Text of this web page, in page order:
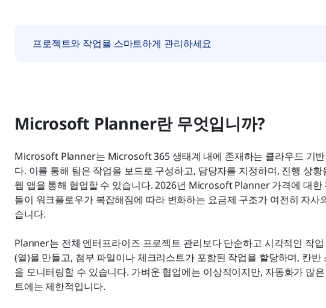
프로젝트와 작업을 스마트하게 관리하세요
Microsoft Planner란 무엇입니까?
Microsoft Planner는 Microsoft 365 생태계 내에 존재하는 클라우드 기반
다. 이를 통해 팀은 작업을 보드로 구성하고, 담당자를 지정하며, 진행 상
웹 앱을 통해 협업할 수 있습니다. 2026년 Microsoft Planner 가격에 대한
들이 워크플로우가 복잡해짐에 따라 변화하는 요금제 구조가 여전히 자사
습니다.
Planner는 전체 엔터프라이즈 프로젝트 관리보다 단순하고 시각적인 작
(열)을 만들고, 첨부 파일이나 체크리스트가 포함된 작업을 할당하며, 칸
을 모니터링할 수 있습니다. 가벼운 협업에는 이상적이지만, 자동화가 많
트에는 제한적입니다.